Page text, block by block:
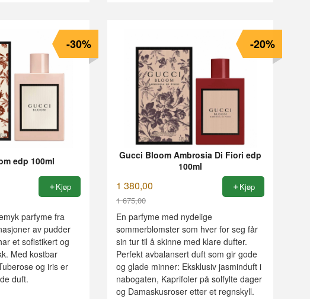
edp 100ml
-30%
Kjøp
parfyme fra
av pudder
et sofistikert og
Med kostbar
og iris er
duft.
Gucci Bloom Ambrosia Di Fiori edp
100ml
1 380,00
1 675,00
Rabatt
-20%
Kjøp
En parfyme med nydelige
sommerblomster som hver for seg får
sin tur til å skinne med klare dufter.
Perfekt avbalansert duft som gir gode
og glade minner: Eksklusiv jasminduft i
nabogaten, Kaprifoler på solfylte dager
og Damaskusroser etter et regnskyll.